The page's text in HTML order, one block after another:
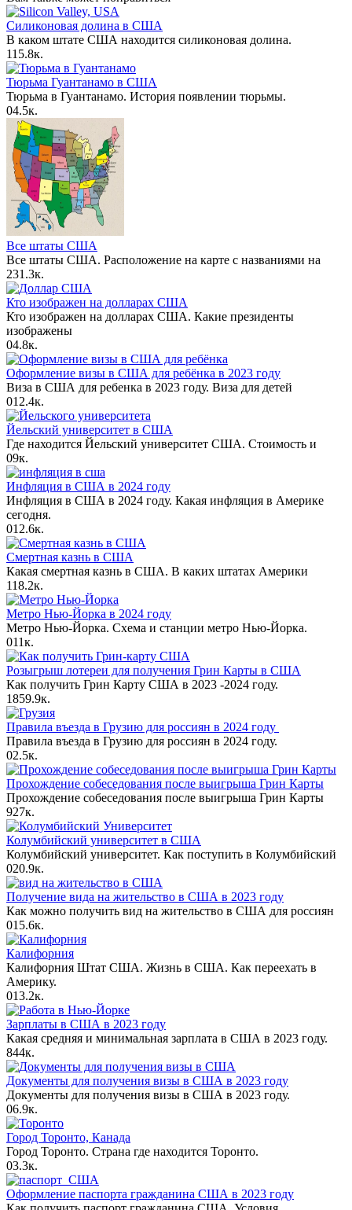
Силиконовая долина в США
В каком штате США находится силиконовая долина.
115.8к.
Тюрьма Гуантанамо в США
Тюрьма в Гуантанамо. История появлении тюрьмы.
04.5к.
Все штаты США
Все штаты США. Расположение на карте с названиями на
231.3к.
Кто изображен на долларах США
Кто изображен на долларах США. Какие президенты
изображены
04.8к.
Оформление визы в США для ребёнка в 2023 году
Виза в США для ребенка в 2023 году. Виза для детей
012.4к.
Йельский университет в США
Где находится Йельский университет США. Стоимость и
09к.
Инфляция в США в 2024 году
Инфляция в США в 2024 году. Какая инфляция в Америке
сегодня.
012.6к.
Смертная казнь в США
Какая смертная казнь в США. В каких штатах Америки
118.2к.
Метро Нью-Йорка в 2024 году
Метро Нью-Йорка. Схема и станции метро Нью-Йорка.
011к.
Розыгрыш лотереи для получения Грин Карты в США
Как получить Грин Карту США в 2023 -2024 году.
1859.9к.
Правила въезда в Грузию для россиян в 2024 году
Правила въезда в Грузию для россиян в 2024 году.
02.5к.
Прохождение собеседования после выигрыша Грин Карты
Прохождение собеседования после выигрыша Грин Карты
927к.
Колумбийский университет в США
Колумбийский университет. Как поступить в Колумбийский
020.9к.
Получение вида на жительство в США в 2023 году
Как можно получить вид на жительство в США для россиян
015.6к.
Калифорния
Калифорния Штат США. Жизнь в США. Как переехать в
Америку.
013.2к.
Зарплаты в США в 2023 году
Какая средняя и минимальная зарплата в США в 2023 году.
844к.
Документы для получения визы в США в 2023 году
Документы для получения визы в США в 2023 году.
06.9к.
Город Торонто, Канада
Город Торонто. Страна где находится Торонто.
03.3к.
Оформление паспорта гражданина США в 2023 году